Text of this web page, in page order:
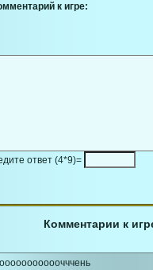
к игре:
ответ (4*9)=
Комментарии к